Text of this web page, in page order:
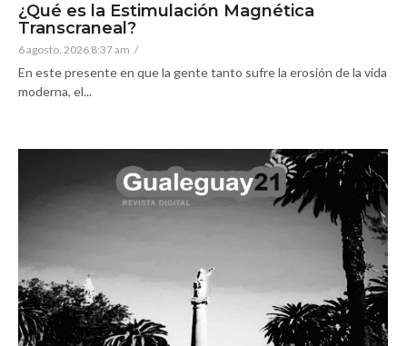
¿Qué es la Estimulación Magnética
Transcraneal?
6 agosto, 2026 8:37 am /
En este presente en que la gente tanto sufre la erosión de la vida
moderna, el...